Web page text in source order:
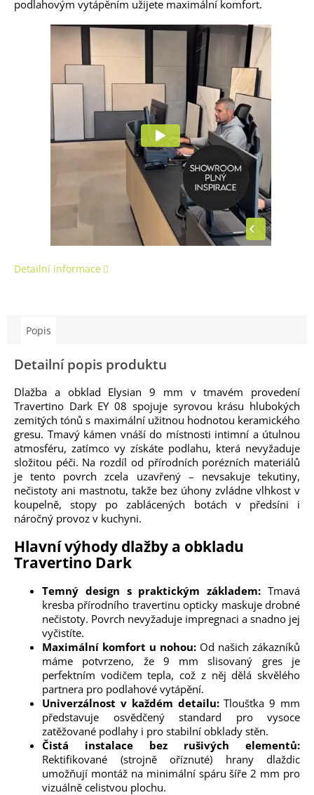
podlahovým vytápěním užijete maximální komfort.
Detailní informace
Popis
Detailní popis produktu
Dlažba a obklad Elysian 9 mm v tmavém provedení
Travertino Dark EY 08 spojuje syrovou krásu hlubokých
zemitých tónů s maximální užitnou hodnotou keramického
gresu. Tmavý kámen vnáší do místnosti intimní a útulnou
atmosféru, zatímco vy získáte podlahu, která nevyžaduje
složitou péči. Na rozdíl od přírodních porézních materiálů
je tento povrch zcela uzavřený – nevsakuje tekutiny,
nečistoty ani mastnotu, takže bez úhony zvládne vlhkost v
koupelně, stopy po zablácených botách v předsíni i
náročný provoz v kuchyni.
Hlavní výhody dlažby a obkladu
Travertino Dark
Temný design s praktickým základem: Tmavá
kresba přírodního travertinu opticky maskuje drobné
nečistoty. Povrch nevyžaduje impregnaci a snadno jej
vyčistíte.
Maximální komfort u nohou: Od našich zákazníků
máme potvrzeno, že 9 mm slisovaný gres je
perfektním vodičem tepla, což z něj dělá skvělého
partnera pro podlahové vytápění.
Univerzálnost v každém detailu:Tloušťka 9 mm
představuje osvědčený standard pro vysoce
zatěžované podlahy i pro stabilní obklady stěn.
Čistá instalace bez rušivých elementů:
Rektifikované (strojně oříznuté) hrany dlaždic
umožňují montáž na minimální spáru šíře 2 mm pro
vizuálně celistvou plochu.